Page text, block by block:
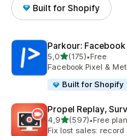
Built for Shopify
Parkour: Facebook
5,0/ 5 tähteä
(175)
175 arvostelua
•Free
Facebook Pixel &
Built for Shopify
Propel Replay,
4,9/ 5 tähteä
(597)
597 arvostelua
•Free
Fix lost sales: